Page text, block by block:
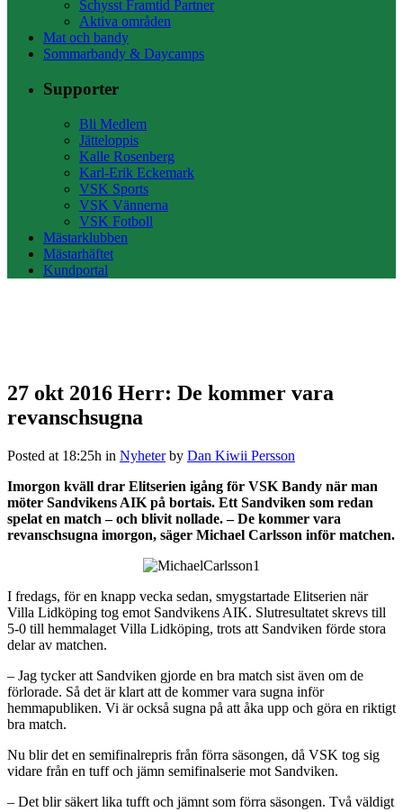
Schysst Framtid Partner
Aktiva områden
Mat och bandy
Sommarbandy & Daycamps
Supporter
Bli Medlem
Jätteloppis
Kalle Rosenberg
Karl-Erik Eckemark
VSK Sports
VSK Vännerna
VSK Fotboll
Mästarklubben
Mästarhäftet
Kundportal
27 okt 2016 Herr: De kommer vara
revanschsugna
Posted at 18:25h in Nyheter by Dan Kiwii Persson
Imorgon kväll drar Elitserien igång för VSK Bandy när man
möter Sandvikens AIK på bortais. Ett Sandviken som redan
spelat en match – och blivit nollade. – De kommer vara
revanschsugna imorgon, säger Michael Carlsson inför matchen.
I fredags, för en knapp vecka sedan, smygstartade Elitserien när
Villa Lidköping tog emot Sandvikens AIK. Slutresultatet skrevs till
5-0 till hemmalaget Villa Lidköping, trots att Sandviken förde stora
delar av matchen.
– Jag tycker att Sandviken gjorde en bra match sist även om de
förlorade. Så det är klart att de kommer vara sugna inför
hemmapubliken. Vi är också sugna på att åka upp och göra en riktigt
bra match.
Nu blir det en semifinalrepris från förra säsongen, då VSK tog sig
vidare från en tuff och jämn semifinalserie mot Sandviken.
– Det blir säkert lika tufft och jämnt som förra säsongen. Två väldigt